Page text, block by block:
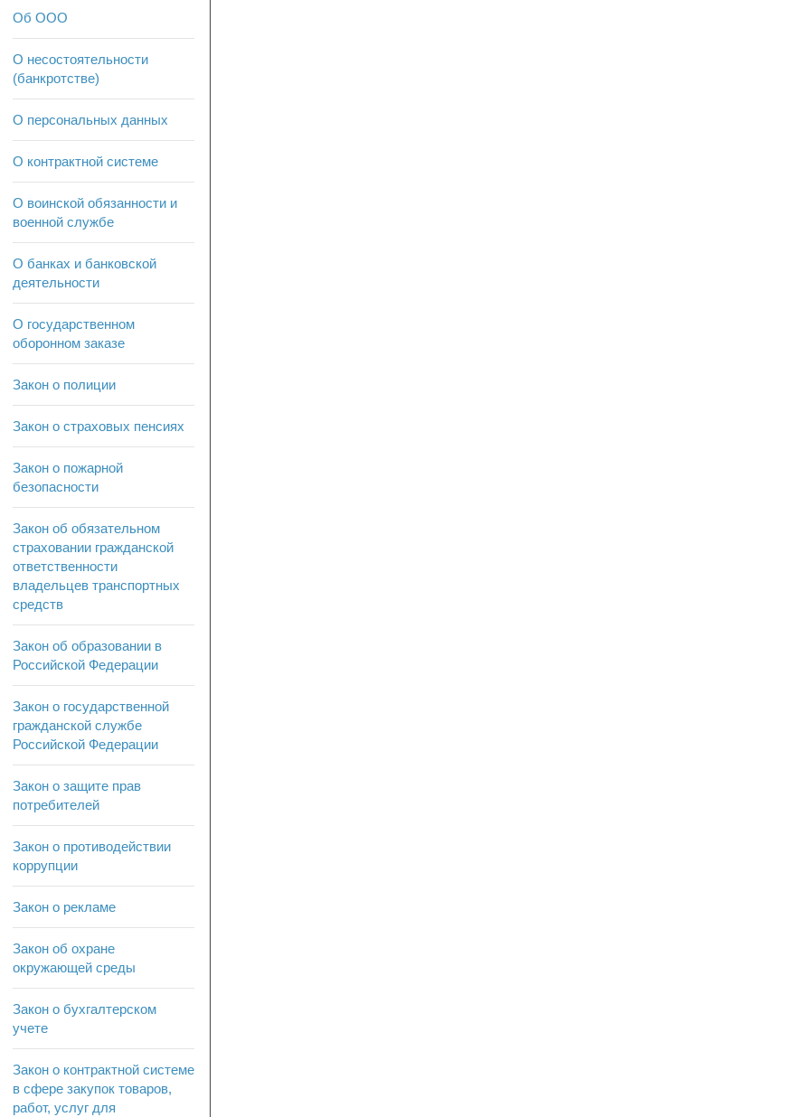
Об ООО
О несостоятельности
(банкротстве)
О персональных данных
О контрактной системе
О воинской обязанности и
военной службе
О банках и банковской
деятельности
О государственном
оборонном заказе
Закон о полиции
Закон о страховых пенсиях
Закон о пожарной
безопасности
Закон об обязательном
страховании гражданской
ответственности
владельцев транспортных
средств
Закон об образовании в
Российской Федерации
Закон о государственной
гражданской службе
Российской Федерации
Закон о защите прав
потребителей
Закон о противодействии
коррупции
Закон о рекламе
Закон об охране
окружающей среды
Закон о бухгалтерском
учете
Закон о контрактной системе
в сфере закупок товаров,
работ, услуг для